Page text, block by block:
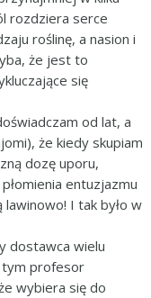
rozdziera serce
roślinę, a nasion i
że jest to
się
od lat, a
że kiedy skupiam
dozę uporu,
entuzjazmu
I tak było w
dostawca wielu
tym profesor
wybiera się do